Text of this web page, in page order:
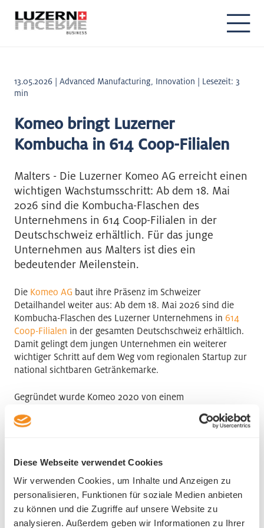
Diese Webseite verwendet Cookies
Wir verwenden Cookies, um Inhalte und Anzeigen zu
personalisieren, Funktionen für soziale Medien anbieten
zu können und die Zugriffe auf unsere Website zu
analysieren. Außerdem geben wir Informationen zu Ihrer
13.05.2026 | Advanced Manufacturing, Innovation | Lesezeit: 3
min
Komeo bringt Luzerner
Kombucha in 614 Coop-Filialen
Malters - Die Luzerner Komeo AG erreicht einen
wichtigen Wachstumsschritt: Ab dem 18. Mai
2026 sind die Kombucha-Flaschen des
Unternehmens in 614 Coop-Filialen in der
Deutschschweiz erhältlich. Für das junge
Unternehmen aus Malters ist dies ein
bedeutender Meilenstein.
Die Komeo AG baut ihre Präsenz im Schweizer
Detailhandel weiter aus: Ab dem 18. Mai 2026 sind die
Kombucha-Flaschen des Luzerner Unternehmens in 614
Coop-Filialen in der gesamten Deutschschweiz erhältlich.
Damit gelingt dem jungen Unternehmen ein weiterer
wichtiger Schritt auf dem Weg vom regionalen Startup zur
national sichtbaren Getränkemarke.
Gegründet wurde Komeo 2020 von einem
Gastronomen mit der Vision, moderne und hochwertige
in der hauseigenen Brauerei in Malters produziert – mit
viel Handarbeit, hochwertigen Zutaten und einem klaren
Fokus auf Qualität und Regionalität.
Mit dem neuen Coop-Listing erweitert Komeo seine